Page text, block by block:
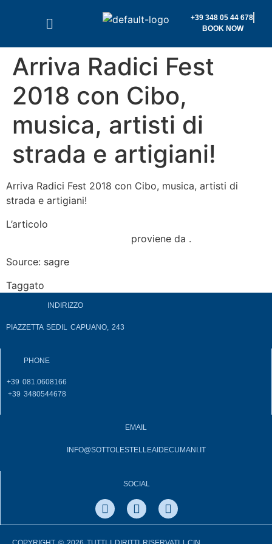
+39 348 05 44 678
BOOK NOW
Arriva Radici Fest
2018 con Cibo,
musica, artisti di
strada e artigiani!
Arriva Radici Fest 2018 con Cibo, musica, artisti di
strada e artigiani!
L’articolo
proviene da .
Source: sagre
Taggato
INDIRIZZO
PIAZZETTA SEDIL CAPUANO, 243
PHONE
+39 081.0608166
+39 3480544678
EMAIL
INFO@SOTTOLESTELLEAIDECUMANI.IT
SOCIAL